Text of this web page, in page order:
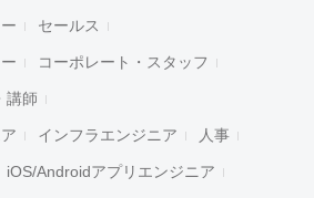
セールス
コーポレート・スタッフ
講師
インフラエンジニア 人事
iOS/Androidアプリエンジニア